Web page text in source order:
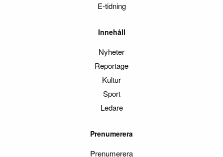
E-tidning
Innehåll
Nyheter
Reportage
Kultur
Sport
Ledare
Prenumerera
Prenumerera